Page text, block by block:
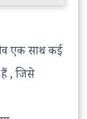
एक साथ कई
, जिसे